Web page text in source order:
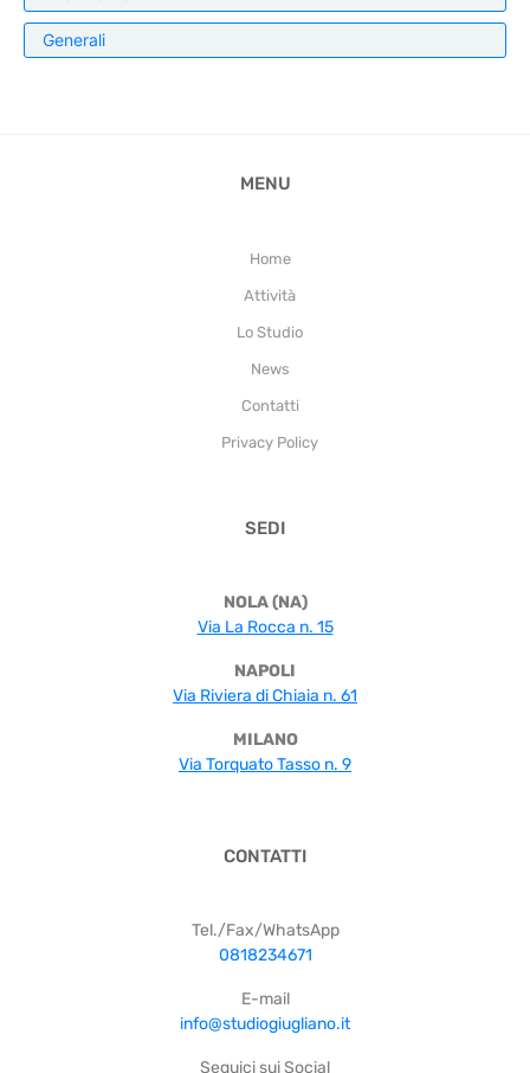
Generali
MENU
Home
Attività
Lo Studio
News
Contatti
Privacy Policy
SEDI
NOLA (NA)
Via La Rocca n. 15
NAPOLI
Via Riviera di Chiaia n. 61
MILANO
Via Torquato Tasso n. 9
CONTATTI
Tel./Fax/WhatsApp
0818234671
E-mail
info@studiogiugliano.it
Seguici sui Social